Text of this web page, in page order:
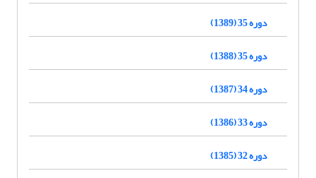
دوره 35 (1389)
دوره 35 (1388)
دوره 34 (1387)
دوره 33 (1386)
دوره 32 (1385)